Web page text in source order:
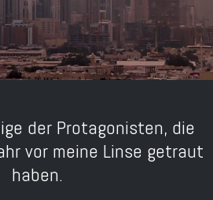
der Protagonisten, die
vor meine Linse getraut
haben.